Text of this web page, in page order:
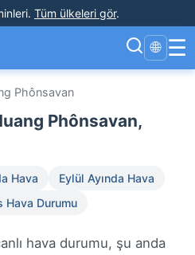
. Tüm ülkeleri gör.
🌐 ☰
Phônsavan
Phônsavan,
Hava
Eylül Ayında Hava
Hava Durumu
hava durumu, şu anda